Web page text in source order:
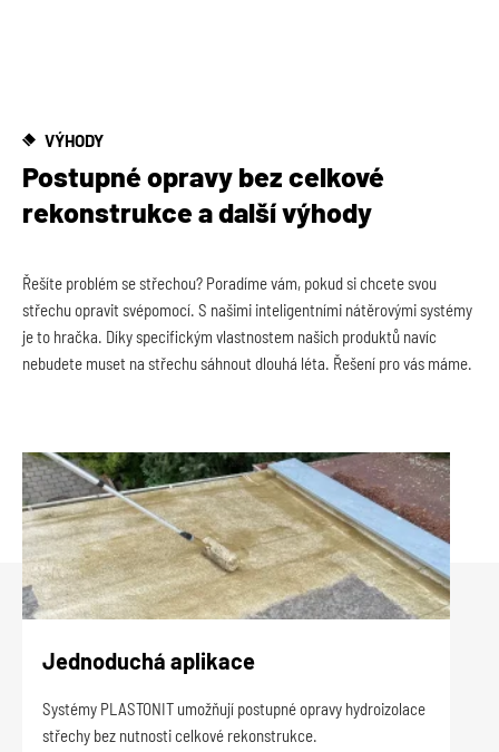
VÝHODY
Postupné opravy bez celkové
rekonstrukce a další výhody
Řešíte problém se střechou? Poradíme vám, pokud si chcete svou
střechu opravit svépomocí. S našimi inteligentními nátěrovými systémy
je to hračka. Díky specifickým vlastnostem našich produktů navíc
nebudete muset na střechu sáhnout dlouhá léta. Řešení pro vás máme.
Jednoduchá aplikace
Systémy PLASTONIT umožňují postupné opravy hydroizolace
střechy bez nutnosti celkové rekonstrukce.